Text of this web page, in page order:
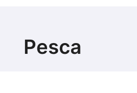
Pesca